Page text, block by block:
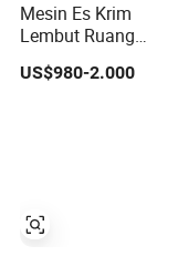
Mesin Es Krim
Lembut Ruang
Mesin Yogurt
Beku dengan ETL
US$980-2.000